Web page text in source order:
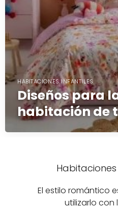
HABITACIONES INFANTILES
Diseños para
habitación de
El estilo romántico
utilizarlo con